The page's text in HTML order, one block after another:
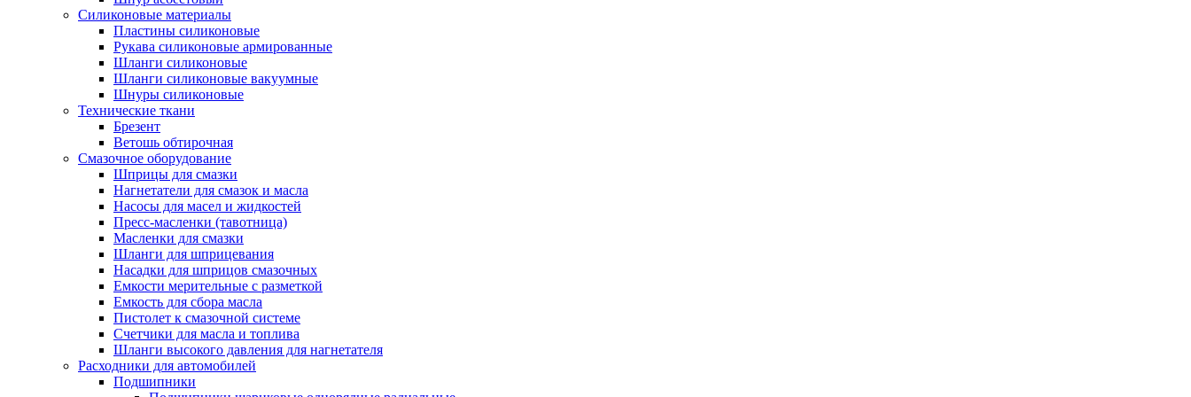
Силиконовые материалы
Пластины силиконовые
Рукава силиконовые армированные
Шланги силиконовые
Шланги силиконовые вакуумные
Шнуры силиконовые
Технические ткани
Брезент
Ветошь обтирочная
Смазочное оборудование
Шприцы для смазки
Нагнетатели для смазок и масла
Насосы для масел и жидкостей
Пресс-масленки (тавотница)
Масленки для смазки
Шланги для шприцевания
Насадки для шприцов смазочных
Емкости мерительные с разметкой
Емкость для сбора масла
Пистолет к смазочной системе
Счетчики для масла и топлива
Шланги высокого давления для нагнетателя
Расходники для автомобилей
Подшипники